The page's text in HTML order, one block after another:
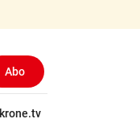
Abo
krone.tv